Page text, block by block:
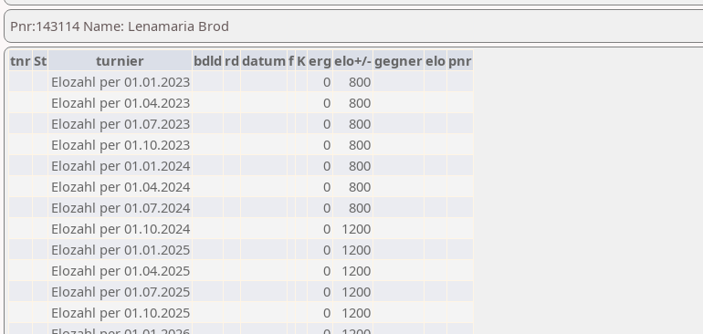
Pnr:143114 Name: Lenamaria Brod
tnrSt turnier bdld rd datumf Kerg elo+/-gegnerelo pnr
Elozahl per 01.01.2023
0
800
Elozahl per 01.04.2023
0
800
Elozahl per 01.07.2023
0
800
Elozahl per 01.10.2023
0
800
Elozahl per 01.01.2024
0
800
Elozahl per 01.04.2024
0
800
Elozahl per 01.07.2024
0
800
Elozahl per 01.10.2024
0
1200
Elozahl per 01.01.2025
0
1200
Elozahl per 01.04.2025
0
1200
Elozahl per 01.07.2025
0
1200
Elozahl per 01.10.2025
0
1200